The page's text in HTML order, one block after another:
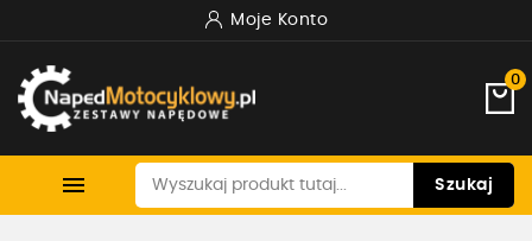
Moje Konto
0
 Szukaj